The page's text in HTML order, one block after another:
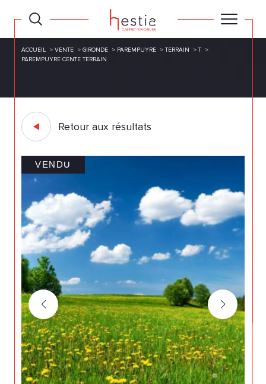
ACCUEIL VENTE GIRONDE PAREMPUYRE TERRAIN
T
PAREMPUYRE CENTE TERRAIN
Retour aux résultats
VENDU